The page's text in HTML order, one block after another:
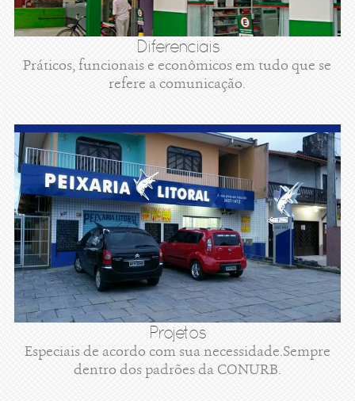
Diferenciais
Práticos, funcionais e econômicos em tudo que se
refere a comunicação.
Projetos
Especiais de acordo com sua necessidade.Sempre
dentro dos padrões da CONURB.